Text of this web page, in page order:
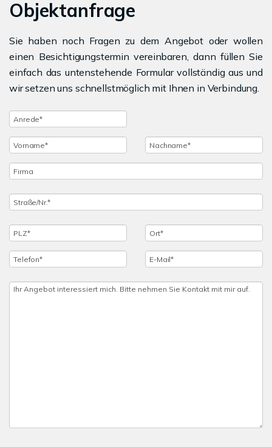
Objektanfrage
Sie haben noch Fragen zu dem Angebot oder wollen
einen Besichtigungstermin vereinbaren, dann füllen Sie
einfach das untenstehende Formular vollständig aus und
wir setzen uns schnellstmöglich mit Ihnen in Verbindung.